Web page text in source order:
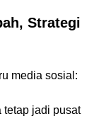
Strategi
media sosial:
tetap jadi pusat